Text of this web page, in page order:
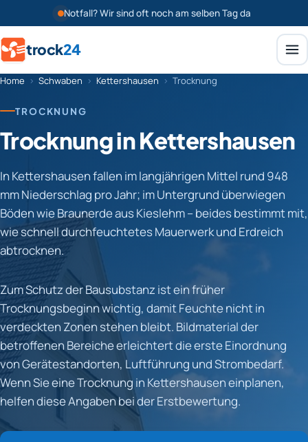
Notfall? Wir sind oft noch am selben Tag da
trock24
Home › Schwaben › Kettershausen › Trocknung
TROCKNUNG
Trocknung in Kettershausen
In Kettershausen fallen im langjährigen Mittel rund 948
mm Niederschlag pro Jahr; im Untergrund überwiegen
Böden wie Braunerde aus Kieslehm – beides bestimmt mit,
wie schnell durchfeuchtetes Mauerwerk und Erdreich
abtrocknen.
Zum Schutz der Bausubstanz ist ein früher
Trocknungsbeginn wichtig, damit Feuchte nicht in
verdeckten Zonen stehen bleibt. Bildmaterial der
betroffenen Bereiche erleichtert die erste Einordnung
von Gerätestandorten, Luftführung und Strombedarf.
Wenn Sie eine Trocknung in Kettershausen einplanen,
helfen diese Angaben bei der Erstbewertung.